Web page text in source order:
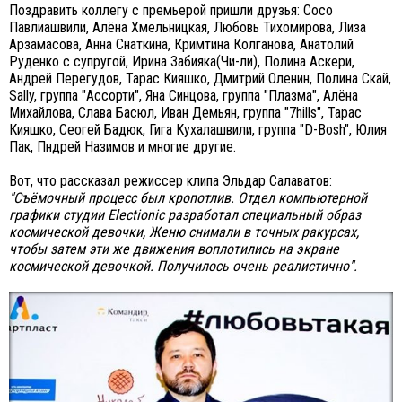
Поздравить коллегу с премьерой пришли друзья: Сосо
Павлиашвили, Алёна Хмельницкая, Любовь Тихомирова, Лиза
Арзамасова, Анна Снаткина, Кримтина Колганова, Анатолий
Руденко с супругой, Ирина Забияка(Чи-ли), Полина Аскери,
Андрей Перегудов, Тарас Кияшко, Дмитрий Оленин, Полина Скай,
Sally, группа "Ассорти", Яна Синцова, группа "Плазма", Алёна
Михайлова, Слава Басюл, Иван Демьян, группа "7hills", Тарас
Кияшко, Сеогей Бадюк, Гига Кухалашвили, группа "D-Bosh", Юлия
Пак, Пндрей Назимов и многие другие.
Вот, что рассказал режиссер клипа Эльдар Салаватов:
"Съёмочный процесс был кропотлив. Отдел компьютерной
графики студии Electionic разработал специальный образ
космической девочки, Женю снимали в точных ракурсах,
чтобы затем эти же движения воплотились на экране
космической девочкой. Получилось очень реалистично".